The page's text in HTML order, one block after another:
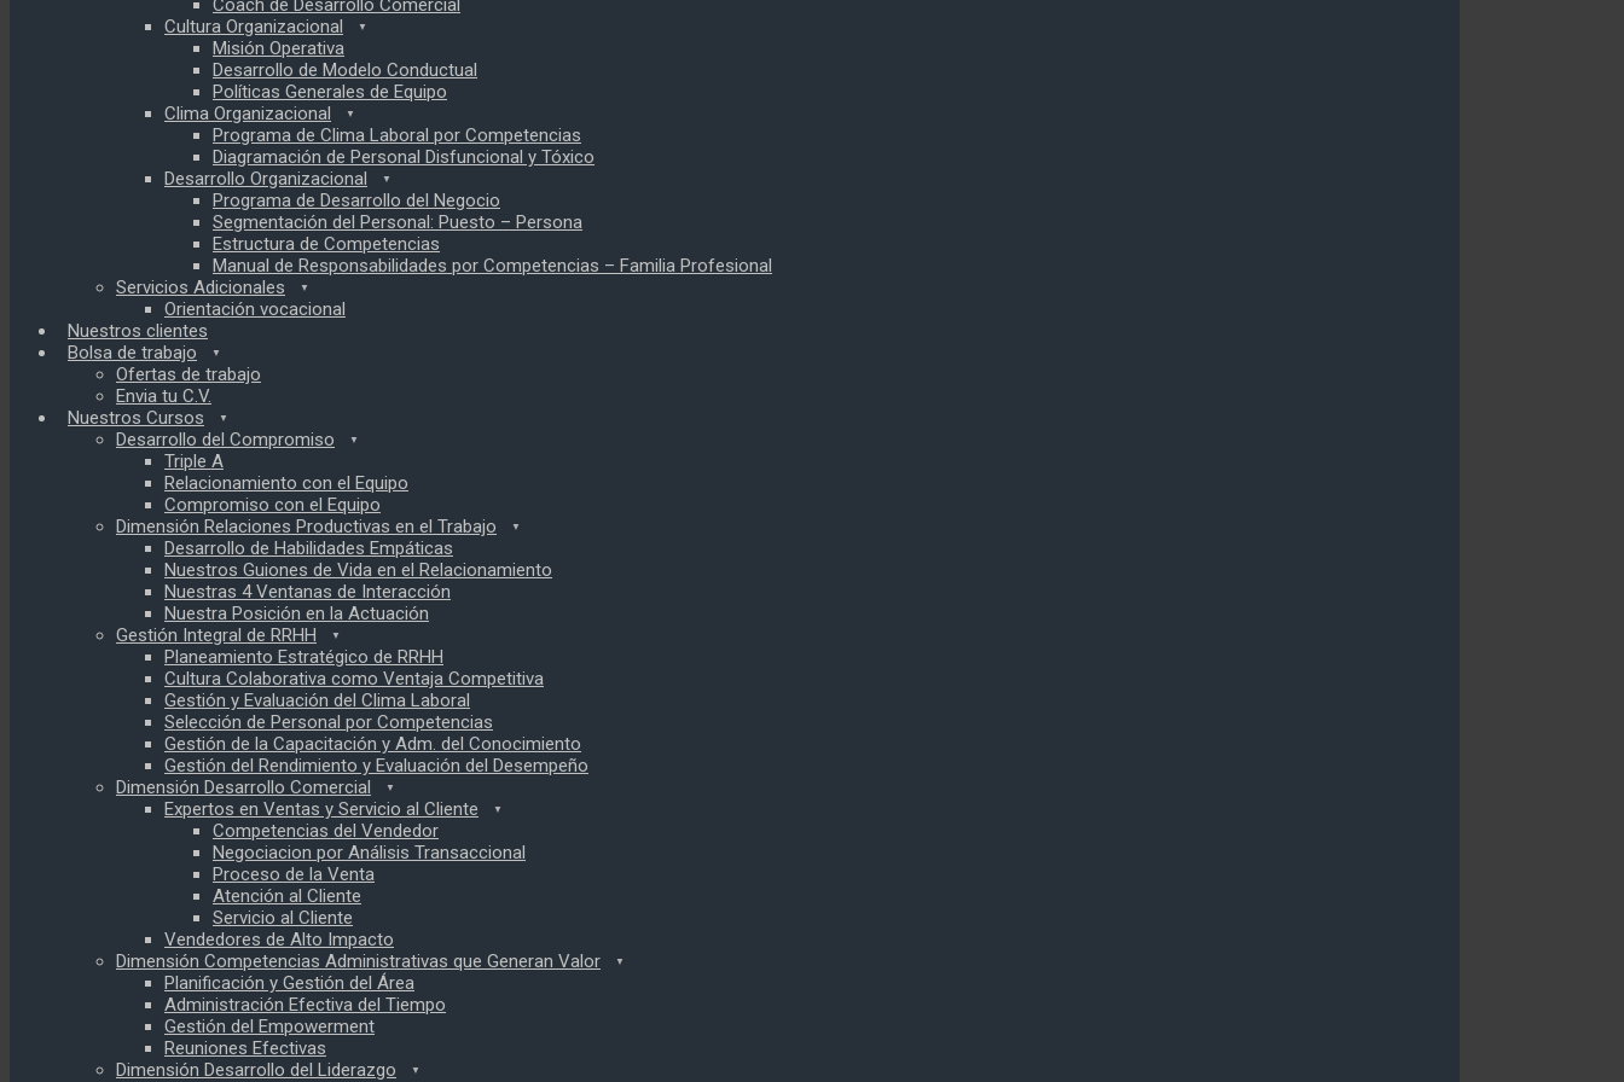
Coach de Desarrollo Comercial
Cultura Organizacional
Misión Operativa
Desarrollo de Modelo Conductual
Políticas Generales de Equipo
Clima Organizacional
Programa de Clima Laboral por Competencias
Diagramación de Personal Disfuncional y Tóxico
Desarrollo Organizacional
Programa de Desarrollo del Negocio
Segmentación del Personal: Puesto – Persona
Estructura de Competencias
Manual de Responsabilidades por Competencias – Familia Profesional
Servicios Adicionales
Orientación vocacional
Nuestros clientes
Bolsa de trabajo
Ofertas de trabajo
Envia tu C.V.
Nuestros Cursos
Desarrollo del Compromiso
Triple A
Relacionamiento con el Equipo
Compromiso con el Equipo
Dimensión Relaciones Productivas en el Trabajo
Desarrollo de Habilidades Empáticas
Nuestros Guiones de Vida en el Relacionamiento
Nuestras 4 Ventanas de Interacción
Nuestra Posición en la Actuación
Gestión Integral de RRHH
Planeamiento Estratégico de RRHH
Cultura Colaborativa como Ventaja Competitiva
Gestión y Evaluación del Clima Laboral
Selección de Personal por Competencias
Gestión de la Capacitación y Adm. del Conocimiento
Gestión del Rendimiento y Evaluación del Desempeño
Dimensión Desarrollo Comercial
Expertos en Ventas y Servicio al Cliente
Competencias del Vendedor
Negociacion por Análisis Transaccional
Proceso de la Venta
Atención al Cliente
Servicio al Cliente
Vendedores de Alto Impacto
Dimensión Competencias Administrativas que Generan Valor
Planificación y Gestión del Área
Administración Efectiva del Tiempo
Gestión del Empowerment
Reuniones Efectivas
Dimensión Desarrollo del Liderazgo